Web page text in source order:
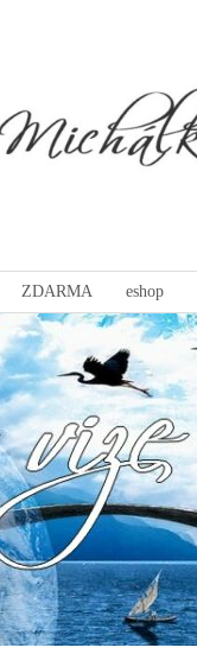
ZDARMA eshop